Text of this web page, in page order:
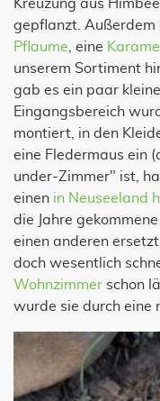
Kreuzung aus
gepflanzt. Außerdem
Pflaume , eine
unserem Sortiment
gab es ein paar
Eingangsbereich
montiert, in den
eine Fledermaus ein
under-Zimmer" ist,
einen in Neuseeland
die Jahre
einen anderen
doch wesentlich
Wohnzimmer schon
wurde sie durch eine